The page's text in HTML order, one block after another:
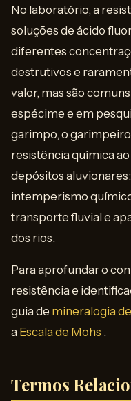
No laboratório, a
soluções de ácido
diferentes
destrutivos e
valor, mas são
espécime e em
garimpo, o
resistência química
depósitos
intemperismo
transporte fluvial e
dos rios.
Para aprofundar o
resistência e
guia de mineralogia
a Escala de Mohs .
Termos